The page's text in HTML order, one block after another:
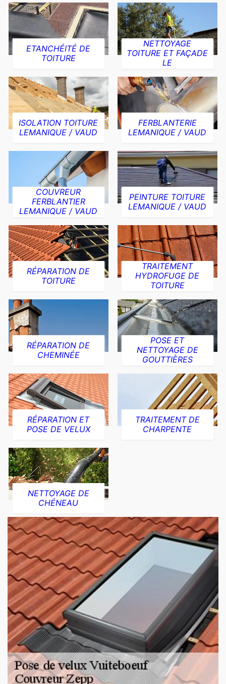
ETANCHÉITÉ DE
TOITURE
NETTOYAGE
TOITURE ET FAÇADE
LE
ISOLATION TOITURE
LEMANIQUE / VAUD
FERBLANTERIE
LEMANIQUE / VAUD
COUVREUR
FERBLANTIER
LEMANIQUE / VAUD
PEINTURE TOITURE
LEMANIQUE / VAUD
RÉPARATION DE
TOITURE
TRAITEMENT
HYDROFUGE DE
TOITURE
RÉPARATION DE
CHEMINÉE
POSE ET
NETTOYAGE DE
GOUTTIÈRES
RÉPARATION ET
POSE DE VELUX
TRAITEMENT DE
CHARPENTE
NETTOYAGE DE
CHÉNEAU